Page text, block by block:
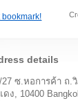
bookmark!
details
27 ซ.หอการค้า ถ.
ง, 10400